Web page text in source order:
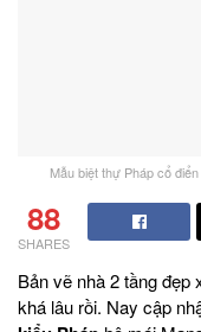
Mẫu biệt thự Pháp cổ
88
SHARES
Bản vẽ nhà 2 tầng đẹp
khá lâu rồi. Nay cập